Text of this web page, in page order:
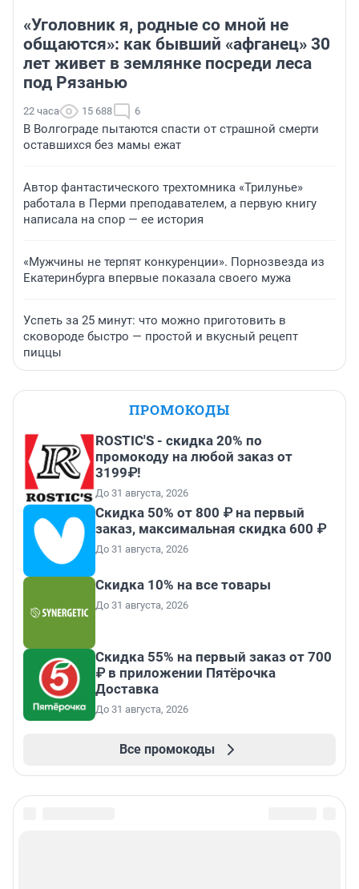
«Уголовник я, родные со мной не
общаются»: как бывший «афганец» 30
лет живет в землянке посреди леса
под Рязанью
22 часа 15 688 6
В Волгограде пытаются спасти от страшной смерти
оставшихся без мамы ежат
Автор фантастического трехтомника «Трилунье»
работала в Перми преподавателем, а первую книгу
написала на спор — ее история
«Мужчины не терпят конкуренции». Порнозвезда из
Екатеринбурга впервые показала своего мужа
Успеть за 25 минут: что можно приготовить в
сковороде быстро — простой и вкусный рецепт
пиццы
ПРОМОКОДЫ
ROSTIC'S - скидка 20% по
промокоду на любой заказ от
3199₽!
До 31 августа, 2026
Скидка 50% от 800 ₽ на первый
заказ, максимальная скидка 600 ₽
До 31 августа, 2026
Скидка 10% на все товары
До 31 августа, 2026
Скидка 55% на первый заказ от 700
₽ в приложении Пятёрочка
Доставка
До 31 августа, 2026
Все промокоды